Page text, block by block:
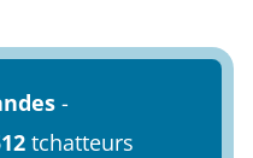
-
tchatteurs